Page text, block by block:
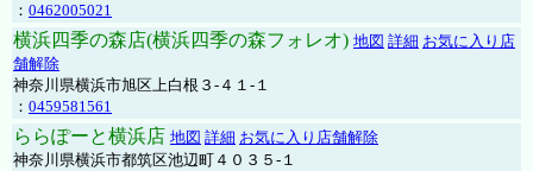
： 0462005021
横浜四季の森店(横浜四季の森フォレオ) 地図 詳細 お気に入り店
舗解除
神奈川県横浜市旭区上白根３-４１-１
： 0459581561
ららぽーと横浜店 地図 詳細 お気に入り店舗解除
神奈川県横浜市都筑区池辺町４０３５-１